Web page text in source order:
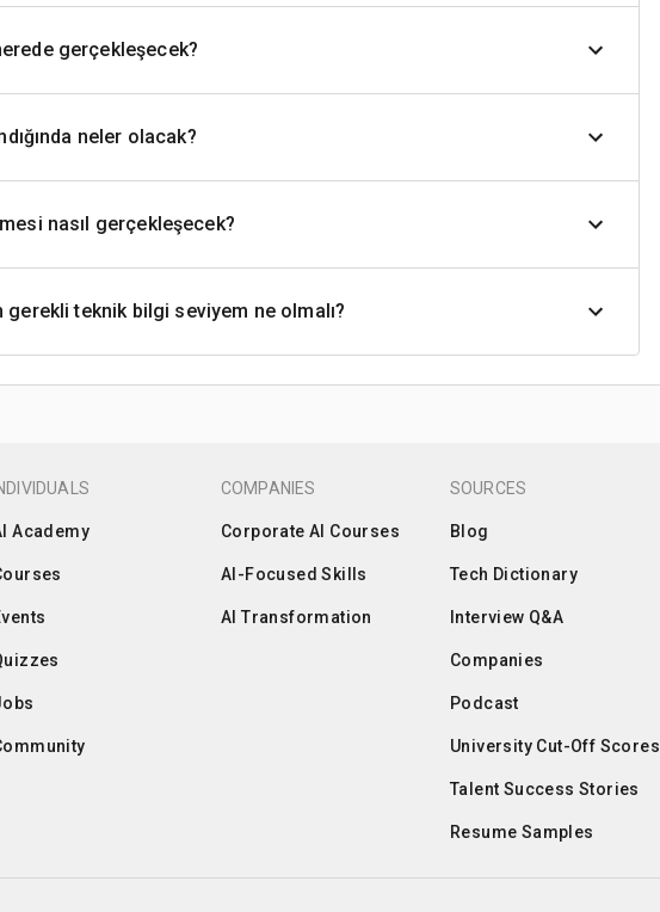
gerçekleşecek?
neler olacak?
nasıl gerçekleşecek?
gerekli teknik bilgi seviyem ne olmalı?
Academy
COMPANIES
Corporate AI Courses
AI-Focused Skills
AI Transformation
SOURCES
Blog
Tech Dictionary
Interview Q&A
Companies
Podcast
University Cut-Off Scores
Talent Success Stories
Resume Samples